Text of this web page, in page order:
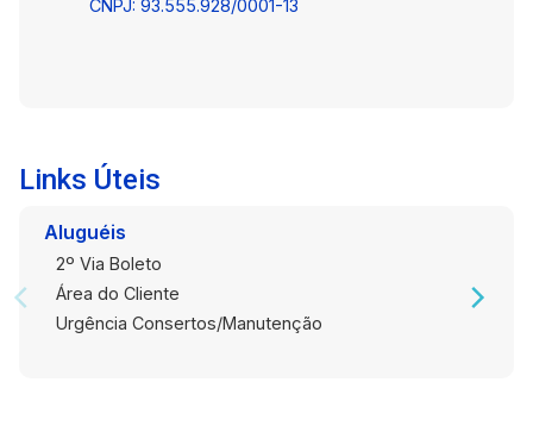
CNPJ: 93.555.928/0001-13
Links Úteis
Aluguéis
2º Via Boleto
Área do Cliente
Urgência Consertos/Manutenção